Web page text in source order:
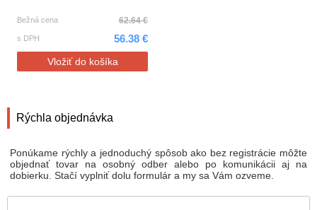
Rýchla objednávka
Ponúkame rýchly a jednoduchý spôsob ako bez registrácie môžte
objednať tovar na osobný odber alebo po komunikácii aj na
dobierku. Stačí vyplniť dolu formulár a my sa Vám ozveme.
Bežná cena 62.64 €
s DPH 56.38 €
Vložiť do košíka